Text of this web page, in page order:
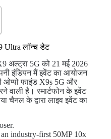
Ultra लॉन्च डेट
अल्ट्रा 5G को 21 मई 2026
इंडियन मैं इवेंट का आयोजन
ओप्पो फाइंड X9s 5G और
वाली है। स्मार्टफोन के इवेंट
चैनल के द्वारा लाइव इवेंट का
industry-first 50MP 10x